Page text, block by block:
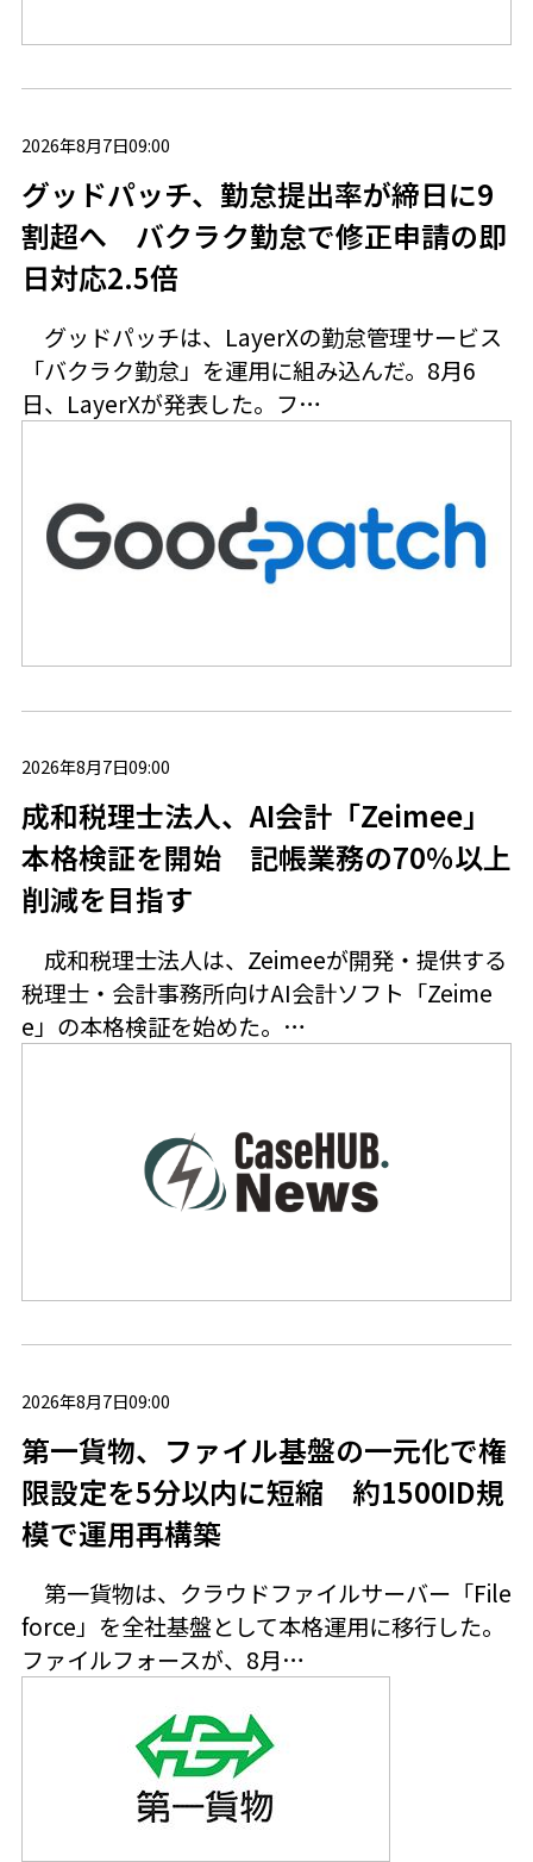
2026年8月7日09:00
グッドパッチ、勤怠提出率が締日に9
割超へ バクラク勤怠で修正申請の即
日対応2.5倍
グッドパッチは、LayerXの勤怠管理サービス
「バクラク勤怠」を運用に組み込んだ。8月6
日、LayerXが発表した。フ…
2026年8月7日09:00
成和税理士法人、AI会計「Zeimee」
本格検証を開始 記帳業務の70％以上
削減を目指す
成和税理士法人は、Zeimeeが開発・提供する
税理士・会計事務所向けAI会計ソフト「Zeime
e」の本格検証を始めた。…
2026年8月7日09:00
第一貨物、ファイル基盤の一元化で権
限設定を5分以内に短縮 約1500ID規
模で運用再構築
第一貨物は、クラウドファイルサーバー「File
force」を全社基盤として本格運用に移行した。
ファイルフォースが、8月…